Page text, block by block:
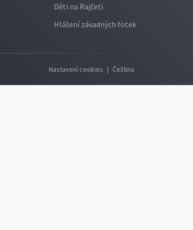
Děti na Rajčeti
Hlášení závadných fotek
Nastavení cookies | Čeština